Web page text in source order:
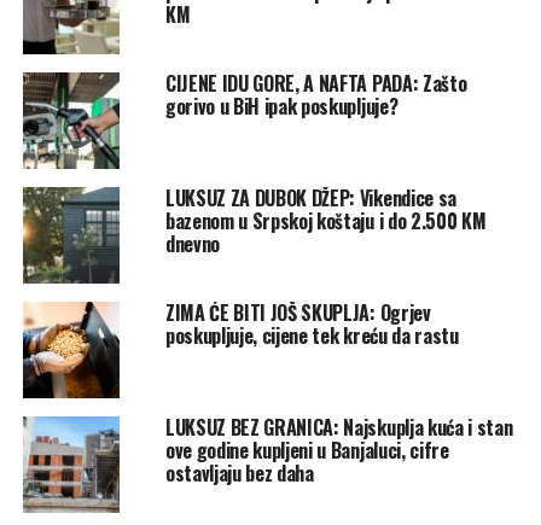
KM
CIJENE IDU GORE, A NAFTA PADA: Zašto
gorivo u BiH ipak poskupljuje?
LUKSUZ ZA DUBOK DŽEP: Vikendice sa
bazenom u Srpskoj koštaju i do 2.500 KM
dnevno
ZIMA ĆE BITI JOŠ SKUPLJA: Ogrjev
poskupljuje, cijene tek kreću da rastu
LUKSUZ BEZ GRANICA: Najskuplja kuća i stan
ove godine kupljeni u Banjaluci, cifre
ostavljaju bez daha